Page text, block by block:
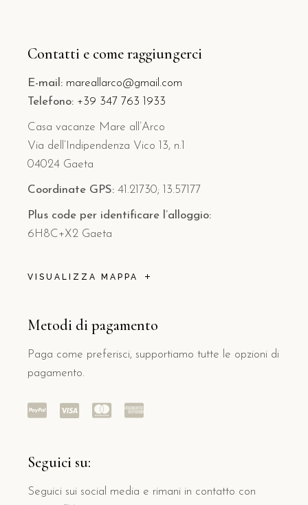
Contatti e come raggiungerci
E-mail: mareallarco@gmail.com
Telefono: +39 347 763 1933
Casa vacanze Mare all’Arco
Via dell’Indipendenza Vico 13, n.1
04024 Gaeta
Coordinate GPS: 41.21730; 13.57177
Plus code per identificare l’alloggio:
6H8C+X2 Gaeta
VISUALIZZA MAPPA
Metodi di pagamento
Paga come preferisci, supportiamo tutte le opzioni di
pagamento.
Seguici su:
Seguici sui social media e rimani in contatto con